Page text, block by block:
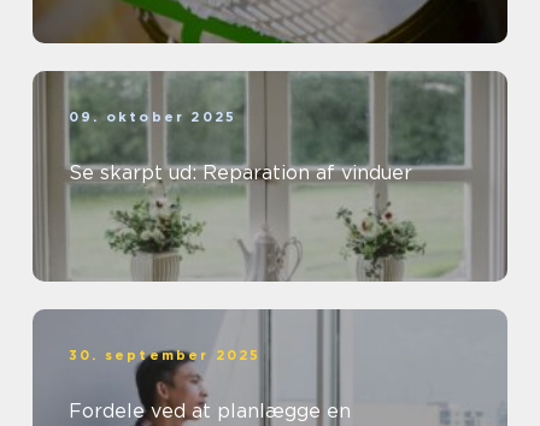
09. oktober 2025
Se skarpt ud: Reparation af vinduer
30. september 2025
Fordele ved at planlægge en